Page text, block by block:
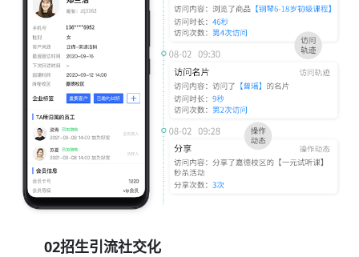
02招生引流社交化